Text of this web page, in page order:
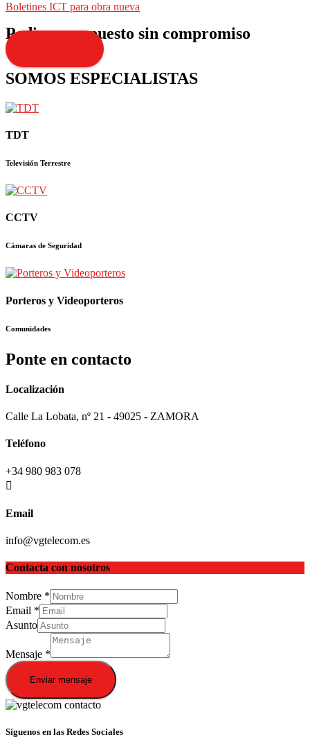
Boletines ICT para obra nueva
Pedir presupuesto sin compromiso
SOMOS ESPECIALISTAS
TDT
Televisión Terrestre
CCTV
Cámaras de Seguridad
Porteros y Videoporteros
Comunidades
Ponte en contacto
Localización
Calle La Lobata, nº 21 - 49025 - ZAMORA
Teléfono
+34 980 983 078
Email
info@vgtelecom.es
Contacta con nosotros
Nombre *
Email *
Asunto
Mensaje *
Enviar mensaje
Síguenos en las Redes Sociales